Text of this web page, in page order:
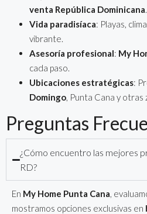
venta República Dominicana.
Vida paradisíaca: Playas,
vibrante.
Asesoría profesional: My
cada paso.
Ubicaciones estratégicas:
Domingo, Punta Cana y otras
Preguntas
¿Cómo encuentro las mejores
RD?
En My Home Punta Cana,
mostramos opciones exclusivas en